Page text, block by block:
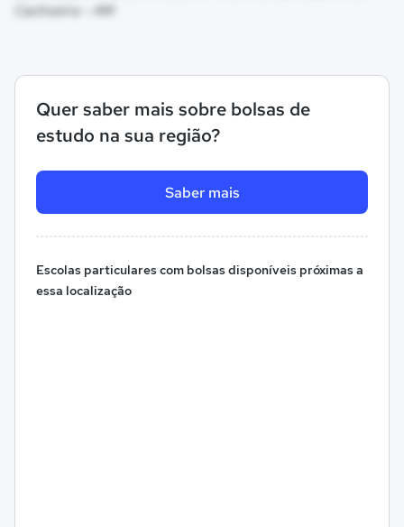
Cachoeira - AM
Quer saber mais sobre bolsas de
estudo na sua região?
Saber mais
Escolas particulares com bolsas disponíveis próximas a
essa localização